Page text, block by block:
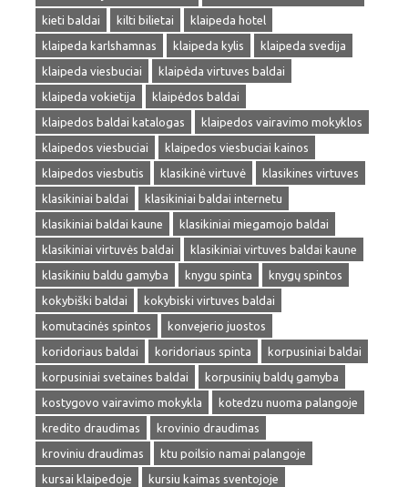
kieti baldai
kilti bilietai
klaipeda hotel
klaipeda karlshamnas
klaipeda kylis
klaipeda svedija
klaipeda viesbuciai
klaipėda virtuves baldai
klaipeda vokietija
klaipėdos baldai
klaipedos baldai katalogas
klaipedos vairavimo mokyklos
klaipedos viesbuciai
klaipedos viesbuciai kainos
klaipedos viesbutis
klasikinė virtuvė
klasikines virtuves
klasikiniai baldai
klasikiniai baldai internetu
klasikiniai baldai kaune
klasikiniai miegamojo baldai
klasikiniai virtuvės baldai
klasikiniai virtuves baldai kaune
klasikiniu baldu gamyba
knygu spinta
knygų spintos
kokybiški baldai
kokybiski virtuves baldai
komutacinės spintos
konvejerio juostos
koridoriaus baldai
koridoriaus spinta
korpusiniai baldai
korpusiniai svetaines baldai
korpusinių baldų gamyba
kostygovo vairavimo mokykla
kotedzu nuoma palangoje
kredito draudimas
krovinio draudimas
kroviniu draudimas
ktu poilsio namai palangoje
kursai klaipedoje
kursiu kaimas sventojoje